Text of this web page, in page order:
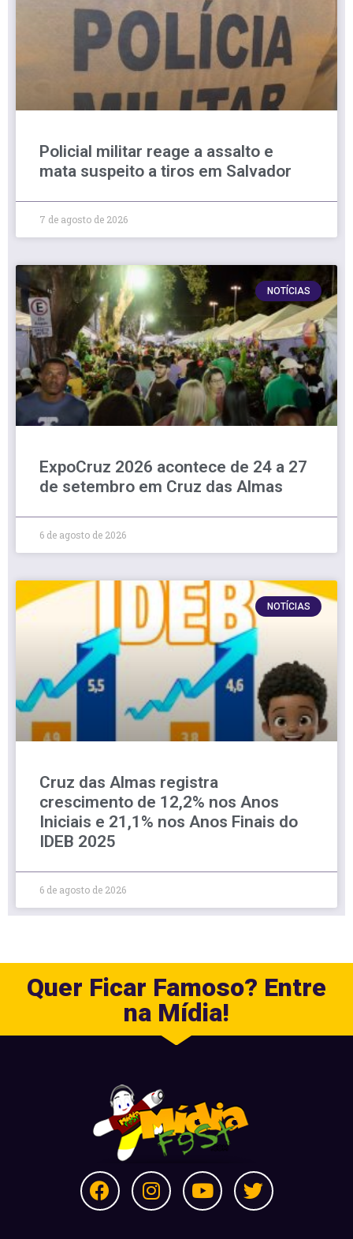
Policial militar reage a assalto e
mata suspeito a tiros em Salvador
7 de agosto de 2026
NOTÍCIAS
ExpoCruz 2026 acontece de 24 a 27
de setembro em Cruz das Almas
6 de agosto de 2026
NOTÍCIAS
Cruz das Almas registra
crescimento de 12,2% nos Anos
Iniciais e 21,1% nos Anos Finais do
IDEB 2025
6 de agosto de 2026
Quer Ficar Famoso? Entre
na Mídia!